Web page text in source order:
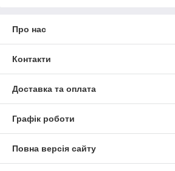
Про нас
Контакти
Доставка та оплата
Графік роботи
Повна версія сайту